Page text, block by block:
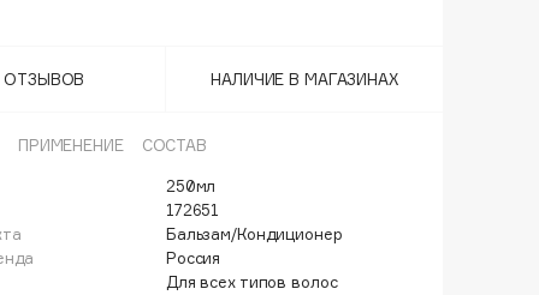
ОТЗЫВОВ НАЛИЧИЕ В МАГАЗИНАХ
ПРИМЕНЕНИЕ СОСТАВ
250мл
172651
Бальзам/Кондиционер
Россия
Для всех типов волос